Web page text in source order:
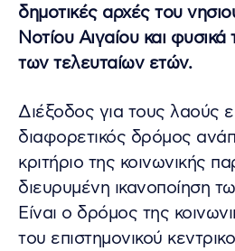
δημοτικές αρχές του
Νοτίου Αιγαίου και φυσικά
των τελευταίων ετών.
Διέξοδος για τους λαούς
διαφορετικός δρόμος
κριτήριο της κοινωνικής
διευρυμένη ικανοποίηση
Είναι ο δρόμος της
του επιστημονικού